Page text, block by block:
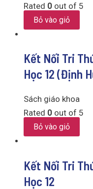
Rated 0 out of 5
Bỏ vào giỏ
Kết Nối Tri
Học 12 (Định
Sách giáo khoa
Rated 0 out of 5
Bỏ vào giỏ
Kết Nối Tri
Học 12